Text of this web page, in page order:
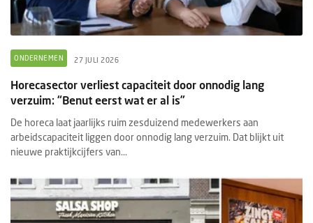
ONDERNEMEN 27 JULI 2026
Horecasector verliest capaciteit door onnodig lang
verzuim: “Benut eerst wat er al is”
De horeca laat jaarlijks ruim zesduizend medewerkers aan
arbeidscapaciteit liggen door onnodig lang verzuim. Dat blijkt uit
nieuwe praktijkcijfers van...